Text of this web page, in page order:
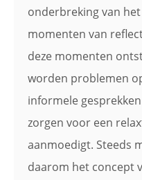
onderbreking van
momenten van
deze momenten
worden problemen
informele
zorgen voor een
aanmoedigt. Steeds
daarom het concept